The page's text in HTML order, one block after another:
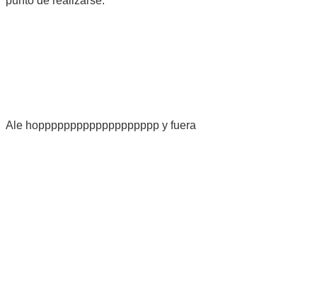
Ale hoppppppppppppppppppp y fuera